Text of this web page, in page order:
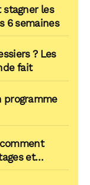
stagner les
6 semaines
? Les
fait
programme
et